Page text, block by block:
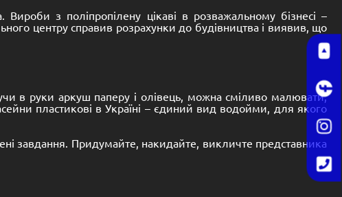
з поліпропілену цікаві в розважальному бізнесі –
центру справив розрахунки до будівництва і виявив, що
в руки аркуш паперу і олівець, можна сміливо малювати,
пластикові в Україні – єдиний вид водойми, для якого
завдання. Придумайте, накидайте, викличте представника